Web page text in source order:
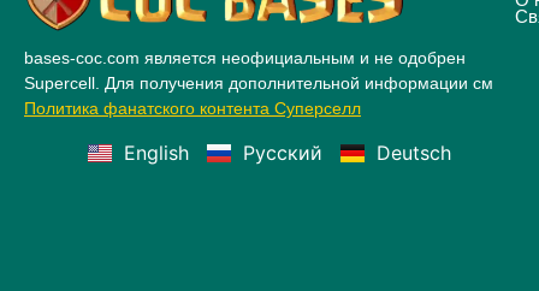
bases-coc.com является неофициальным и не одобрен
Supercell. Для получения дополнительной информации см
Политика фанатского контента Суперселл
English Русский Deutsch